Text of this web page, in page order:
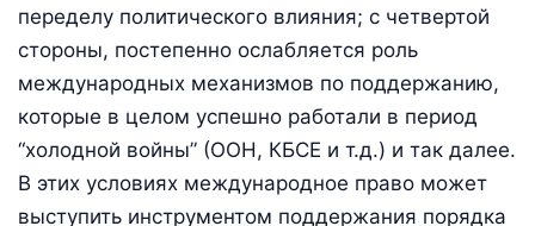
переделу политического влияния; с четвертой
стороны, постепенно ослабляется роль
международных механизмов по поддержанию,
которые в целом успешно работали в период
“холодной войны” (ООН, КБСЕ и т.д.) и так далее.
В этих условиях международное право может
выступить инструментом поддержания порядка